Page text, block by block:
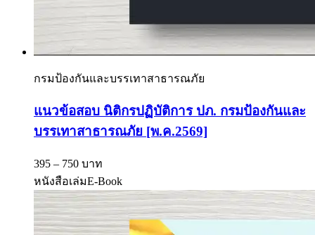
กรมป้องกันและบรรเทาสาธารณภัย
แนวข้อสอบ นิติกรปฏิบัติการ ปภ. กรมป้องกันและ
บรรเทาสาธารณภัย [พ.ค.2569]
395 – 750 บาท
หนังสือเล่มE-Book